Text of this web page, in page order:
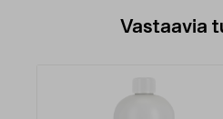
Vastaavia